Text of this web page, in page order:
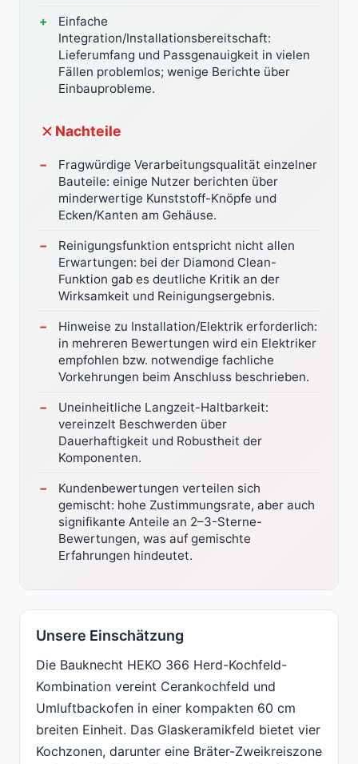
Einfache
Integration/Installationsbereitschaft:
Lieferumfang und Passgenauigkeit in vielen
Fällen problemlos; wenige Berichte über
Einbauprobleme.
Nachteile
Fragwürdige Verarbeitungsqualität einzelner
Bauteile: einige Nutzer berichten über
minderwertige Kunststoff-Knöpfe und
Ecken/Kanten am Gehäuse.
Reinigungsfunktion entspricht nicht allen
Erwartungen: bei der Diamond Clean-
Funktion gab es deutliche Kritik an der
Wirksamkeit und Reinigungsergebnis.
Hinweise zu Installation/Elektrik erforderlich:
in mehreren Bewertungen wird ein Elektriker
empfohlen bzw. notwendige fachliche
Vorkehrungen beim Anschluss beschrieben.
Uneinheitliche Langzeit-Haltbarkeit:
vereinzelt Beschwerden über
Dauerhaftigkeit und Robustheit der
Komponenten.
Kundenbewertungen verteilen sich
gemischt: hohe Zustimmungsrate, aber auch
signifikante Anteile an 2–3-Sterne-
Bewertungen, was auf gemischte
Erfahrungen hindeutet.
Unsere Einschätzung
Die Bauknecht HEKO 366 Herd-Kochfeld-
Kombination vereint Cerankochfeld und
Umluftbackofen in einer kompakten 60 cm
breiten Einheit. Das Glaskeramikfeld bietet vier
Kochzonen, darunter eine Bräter-Zweikreiszone